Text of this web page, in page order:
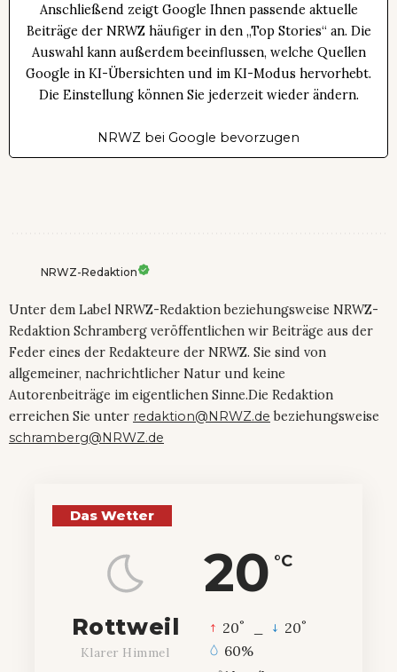
Anschließend zeigt Google Ihnen passende aktuelle
Beiträge der NRWZ häufiger in den „Top Stories“ an. Die
Auswahl kann außerdem beeinflussen, welche Quellen
Google in KI-Übersichten und im KI-Modus hervorhebt.
Die Einstellung können Sie jederzeit wieder ändern.
NRWZ bei Google bevorzugen
NRWZ-Redaktion
Unter dem Label NRWZ-Redaktion beziehungsweise NRWZ-
Redaktion Schramberg veröffentlichen wir Beiträge aus der
Feder eines der Redakteure der NRWZ. Sie sind von
allgemeiner, nachrichtlicher Natur und keine
Autorenbeiträge im eigentlichen Sinne.Die Redaktion
erreichen Sie unter redaktion@NRWZ.de beziehungsweise
schramberg@NRWZ.de
Das Wetter
20 °C
Rottweil
Klarer Himmel
20° 20°
60%